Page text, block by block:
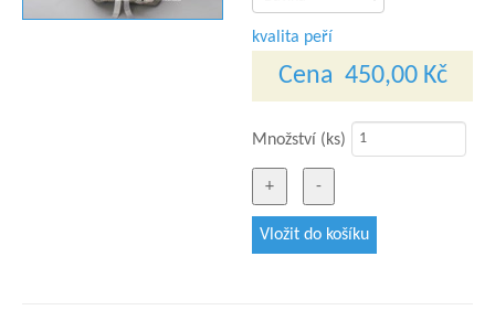
kvalita peří
Cena 450,00 Kč
Množství (ks)